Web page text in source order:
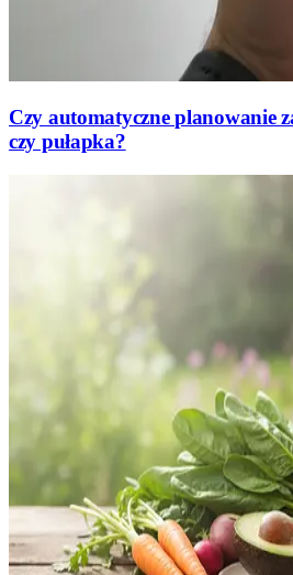
Czy automatyczne planowanie
czy pułapka?